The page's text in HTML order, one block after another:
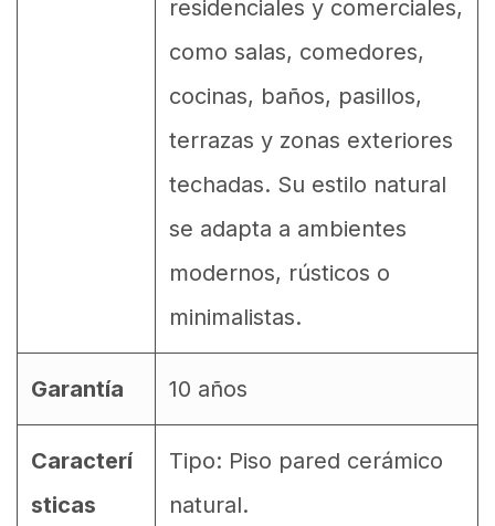
residenciales y comerciales,
como salas, comedores,
cocinas, baños, pasillos,
terrazas y zonas exteriores
techadas. Su estilo natural
se adapta a ambientes
modernos, rústicos o
minimalistas.
Garantía 10 años
Caracterí
sticas
Tipo: Piso pared cerámico
natural.